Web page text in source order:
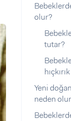
olur?
tutar?
Yeni
neden